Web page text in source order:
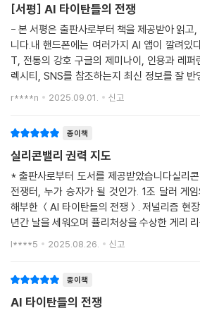
[서평] AI 타이탄들의 전쟁
- 본 서평은 출판사로부터 책을 제공받아 읽고
니다.내 핸드폰에는 여러가지 AI 앱이 깔려있
T, 전통의 강호 구글의 제미나이, 인용과 레퍼
렉시티, SNS를 참조하는지 최신 정보를 잘 반
주는 그록, 요약과 코딩에서 깜짝 놀랄만한 퍼
r****n 2025.09.01. 신고
종이책
실리콘밸리 권력 지도
* 출판사로부터 도서를 제공받았습니다실리
전쟁터, 누가 승자가 될 것인가. 1조 달러 게
해부한 ＜AI 타이탄들의 전쟁＞. 저널리즘 현
년간 날을 세워오며 퓰리처상을 수상한 게리
의 집요한 취재력과 문학적 감각이 결합된, 마
l****5 2025.08.26. 신고
종이책
AI 타이탄들의 전쟁